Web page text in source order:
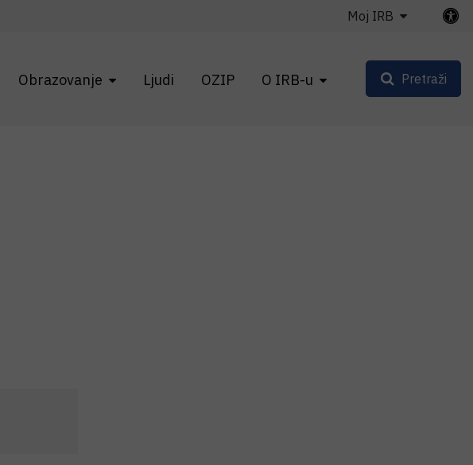
Obrazovanje Ljudi OZIP O IRB-u
Moj IRB
Pretraži